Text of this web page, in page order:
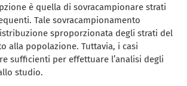
è quella di sovracampionare strati
Tale sovracampionamento
sproporzionata degli strati del
alla popolazione. Tuttavia, i casi
sufficienti per effettuare l’analisi degli
studio.